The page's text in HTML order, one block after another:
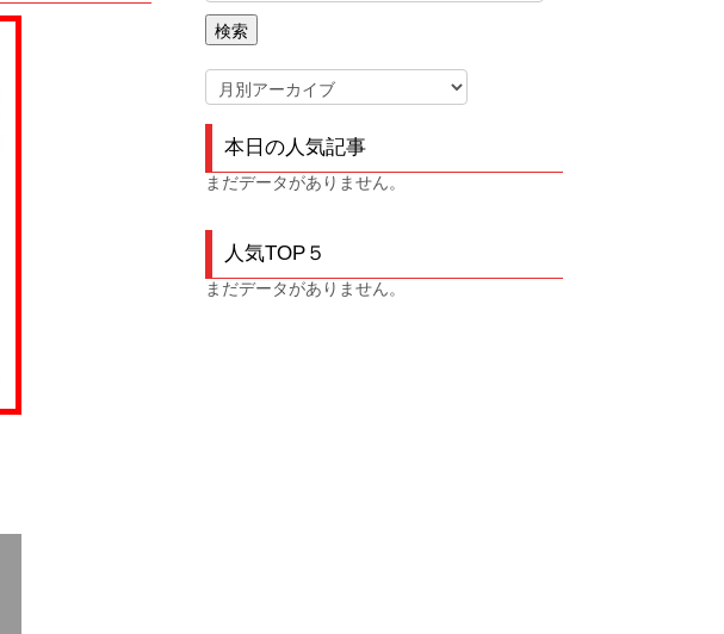
本日の人気記事
まだデータがありません。
人気TOP５
まだデータがありません。